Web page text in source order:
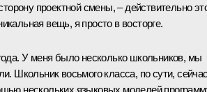
проектной смены, – действительно
вещь, я просто в восторге.
У меня было несколько школьников, мы
Школьник восьмого класса, по сути,
нескольких языковых моделей